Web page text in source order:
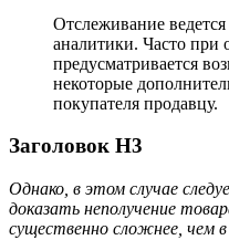
Отслеживание
аналитики. Часто при
предусматривается
некоторые
покупателя продавцу.
Заголовок H3
Однако, в этом случае
доказать неполучение
существенно сложнее, чем в